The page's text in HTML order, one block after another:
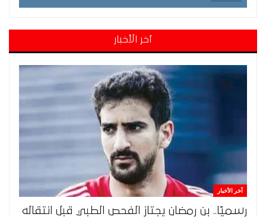
آخر الأخبار
آخر الأخبار
رسميًا.. بن رمضان يجتاز الفحص الطبي قبل انتقاله